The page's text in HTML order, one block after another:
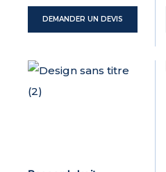
DEMANDER UN DEVIS